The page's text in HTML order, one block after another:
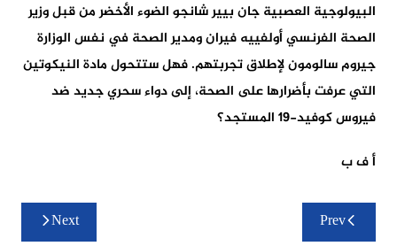
البيولوجية العصبية جان بيير شانجو الضوء الأخضر من قبل وزير
الصحة الفرنسي أولفييه فيران ومدير الصحة في نفس الوزارة
جيروم سالومون لإطلاق تجربتهم. فهل ستتحول مادة النيكوتين
التي عرفت بأضرارها على الصحة، إلى دواء سحري جديد ضد
فيروس كوفيد-19 المستجد؟
أ ف ب
تصفّح
المقالاتPrev
Next